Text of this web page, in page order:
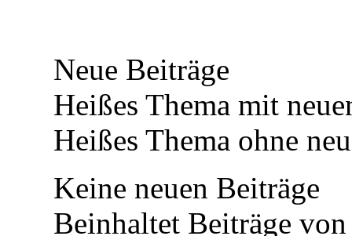
Neue Beiträge
Heißes Thema mit
Heißes Thema ohne
Keine neuen Beiträge
Beinhaltet Beiträge